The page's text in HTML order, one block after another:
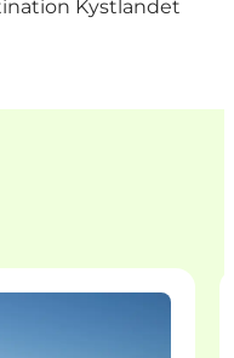
Kystlandet